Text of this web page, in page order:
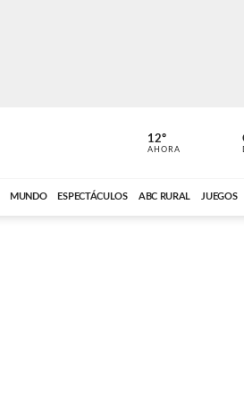
A LA GRAN
ABC CARDINAL
12º
AHORA
MUNDO ESPECTÁCULOS ABC RURAL JUEGOS